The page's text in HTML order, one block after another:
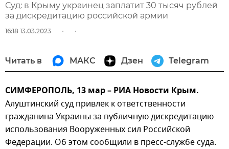
Суд: в Крыму украинец заплатит 30 тысяч рублей
за дискредитацию российской армии
16:18 13.03.2023
Читать в МАКС Дзен Telegram
СИМФЕРОПОЛЬ, 13 мар – РИА Новости Крым.
Алуштинский суд привлек к ответственности
гражданина Украины за публичную дискредитацию
использования Вооруженных сил Российской
Федерации. Об этом сообщили в пресс-службе суда.